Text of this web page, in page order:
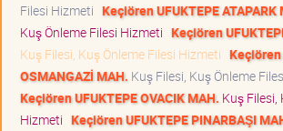
Filesi Hizmeti Keçiören UFUKTEPE ATAPARK
Kuş Önleme Filesi Hizmeti Keçiören
Kuş Filesi, Kuş Önleme Filesi Hizmeti Keçiören
OSMANGAZİ MAH. Kuş Filesi, Kuş Önleme
Keçiören UFUKTEPE OVACIK MAH. Kuş Filesi,
Hizmeti Keçiören UFUKTEPE PINARBAŞI